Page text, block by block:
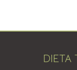
DIETA